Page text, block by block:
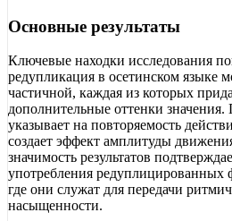
Основные результаты
Ключевые находки исследования
редупликация в осетинском языке
частичной, каждая из которых
дополнительные оттенки
указывает на повторяемость
создает эффект амплитуды
значимость результатов
употребления редуплицированных
где они служат для передачи
насыщенности.